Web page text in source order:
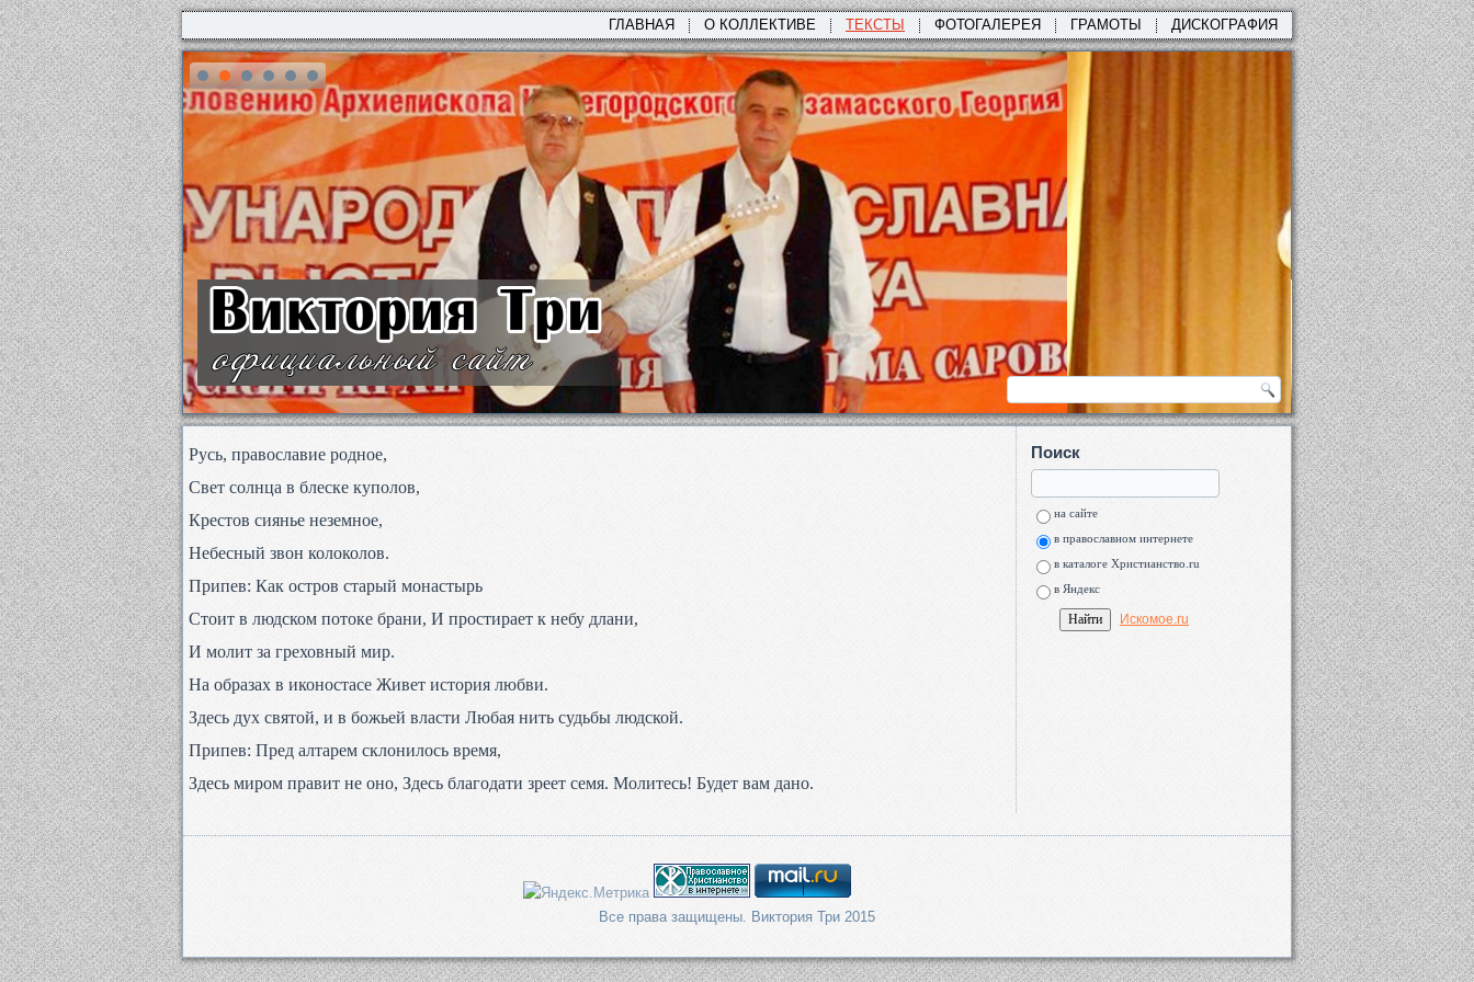
ГЛАВНАЯ О КОЛЛЕКТИВЕ ТЕКСТЫ ФОТОГАЛЕРЕЯ ГРАМОТЫ ДИСКОГРАФИЯ
Русь, православие родное,
Свет солнца в блеске куполов,
Крестов сиянье неземное,
Небесный звон колоколов.
Припев: Как остров старый монастырь
Стоит в людском потоке брани, И простирает к небу длани,
И молит за греховный мир.
На образах в иконостасе Живет история любви.
Здесь дух святой, и в божьей власти Любая нить судьбы людской.
Припев: Пред алтарем склонилось время,
Здесь миром правит не оно, Здесь благодати зреет семя. Молитесь! Будет вам дано.
Поиск
на сайте
в православном интернете
в каталоге Христианство.ru
в Яндекс
Искомое.ru
Все права защищены. Виктория Три 2015